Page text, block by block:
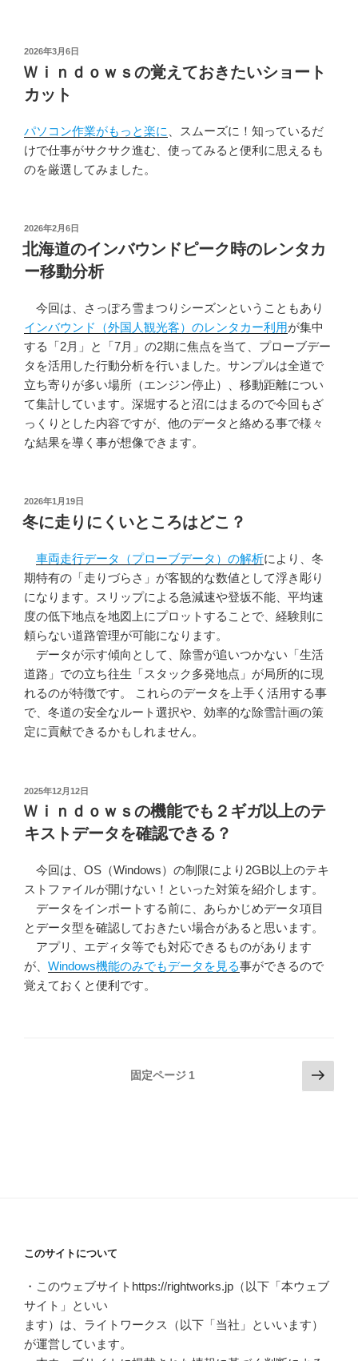
投
稿
日:
2026年3月6日
Ｗｉｎｄｏｗｓの覚えておきたいショート
カット
パソコン作業がもっと楽に
、スムーズに！知っているだ
けで仕事がサクサク進む、使ってみると便利に思えるも
のを厳選してみました。
投
稿
日:
2026年2月6日
北海道のインバウンドピーク時のレンタカ
ー移動分析
今回は、さっぽろ雪まつりシーズンということもあり
インバウンド（外国人観光客）のレンタカー利用が集中
する「2月」と「7月」の2期に焦点を当て、プローブデー
タを活用した行動分析を行いました。サンプルは全道で
立ち寄りが多い場所（エンジン停止）、移動距離につい
て集計しています。深堀すると沼にはまるので今回もざ
っくりとした内容ですが、他のデータと絡める事で様々
な結果を導く事が想像できます。
投
稿
日:
2026年1月19日
冬に走りにくいところはどこ？
車両走行データ（プローブデータ）の解析により、冬
期特有の「走りづらさ」が客観的な数値として浮き彫り
になります。スリップによる急減速や登坂不能、平均速
度の低下地点を地図上にプロットすることで、経験則に
頼らない道路管理が可能になります。
データが示す傾向として、除雪が追いつかない「生活
道路」での立ち往生「スタック多発地点」が局所的に現
れるのが特徴です。 これらのデータを上手く活用する事
で、冬道の安全なルート選択や、効率的な除雪計画の策
定に貢献できるかもしれません。
投
稿
日:
2025年12月12日
Ｗｉｎｄｏｗｓの機能でも２ギガ以上のテ
キストデータを確認できる？
今回は、OS（Windows）の制限により2GB以上のテキ
ストファイルが開けない！といった対策を紹介します。
データをインポートする前に、あらかじめデータ項目
とデータ型を確認しておきたい場合があると思います。
アプリ、エディタ等でも対応できるものがあります
が、 Windows機能のみでもデータを見る事ができるので
覚えておくと便利です。
固定ページ 1
次
の
このサイトについて
・このウェブサイトhttps://rightworks.jp（以下「本ウェブ
サイト」といい
ます）は、ライトワークス（以下「当社」といいます）
が運営しています。